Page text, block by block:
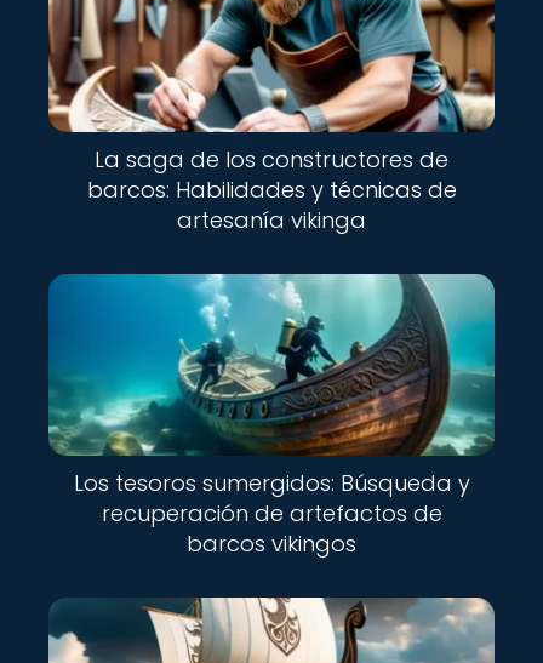
La saga de los constructores de
barcos: Habilidades y técnicas de
artesanía vikinga
Los tesoros sumergidos: Búsqueda y
recuperación de artefactos de
barcos vikingos